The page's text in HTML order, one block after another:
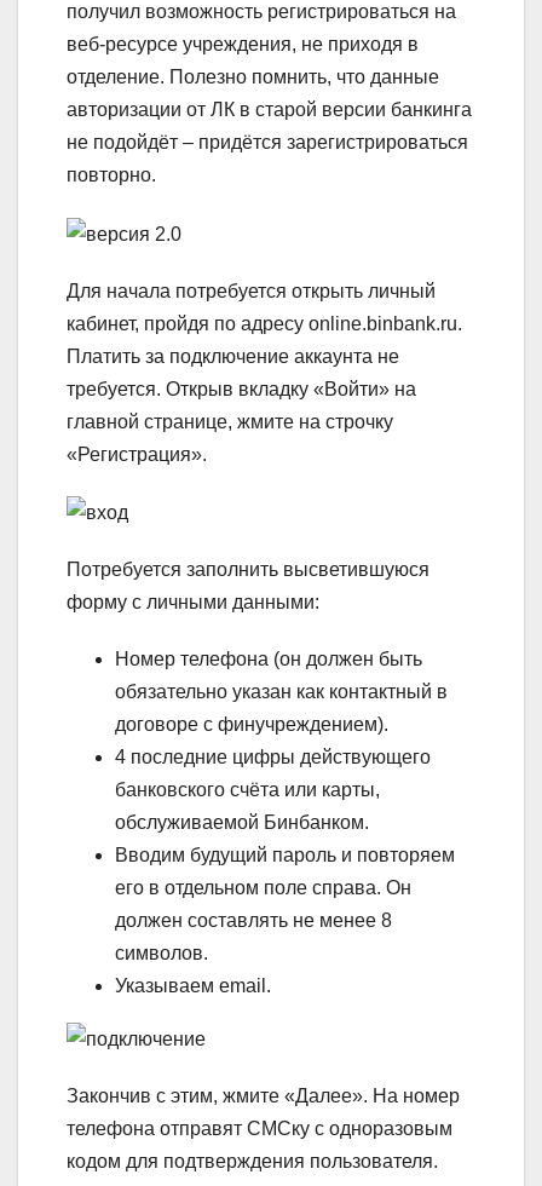
получил возможность регистрироваться на
веб-ресурсе учреждения, не приходя в
отделение. Полезно помнить, что данные
авторизации от ЛК в старой версии банкинга
не подойдёт – придётся зарегистрироваться
повторно.
Для начала потребуется открыть личный
кабинет, пройдя по адресу online.binbank.ru.
Платить за подключение аккаунта не
требуется. Открыв вкладку «Войти» на
главной странице, жмите на строчку
«Регистрация».
Потребуется заполнить высветившуюся
форму с личными данными:
Номер телефона (он должен быть
обязательно указан как контактный в
договоре с финучреждением).
4 последние цифры действующего
банковского счёта или карты,
обслуживаемой Бинбанком.
Вводим будущий пароль и повторяем
его в отдельном поле справа. Он
должен составлять не менее 8
символов.
Указываем email.
Закончив с этим, жмите «Далее». На номер
телефона отправят СМСку с одноразовым
кодом для подтверждения пользователя.